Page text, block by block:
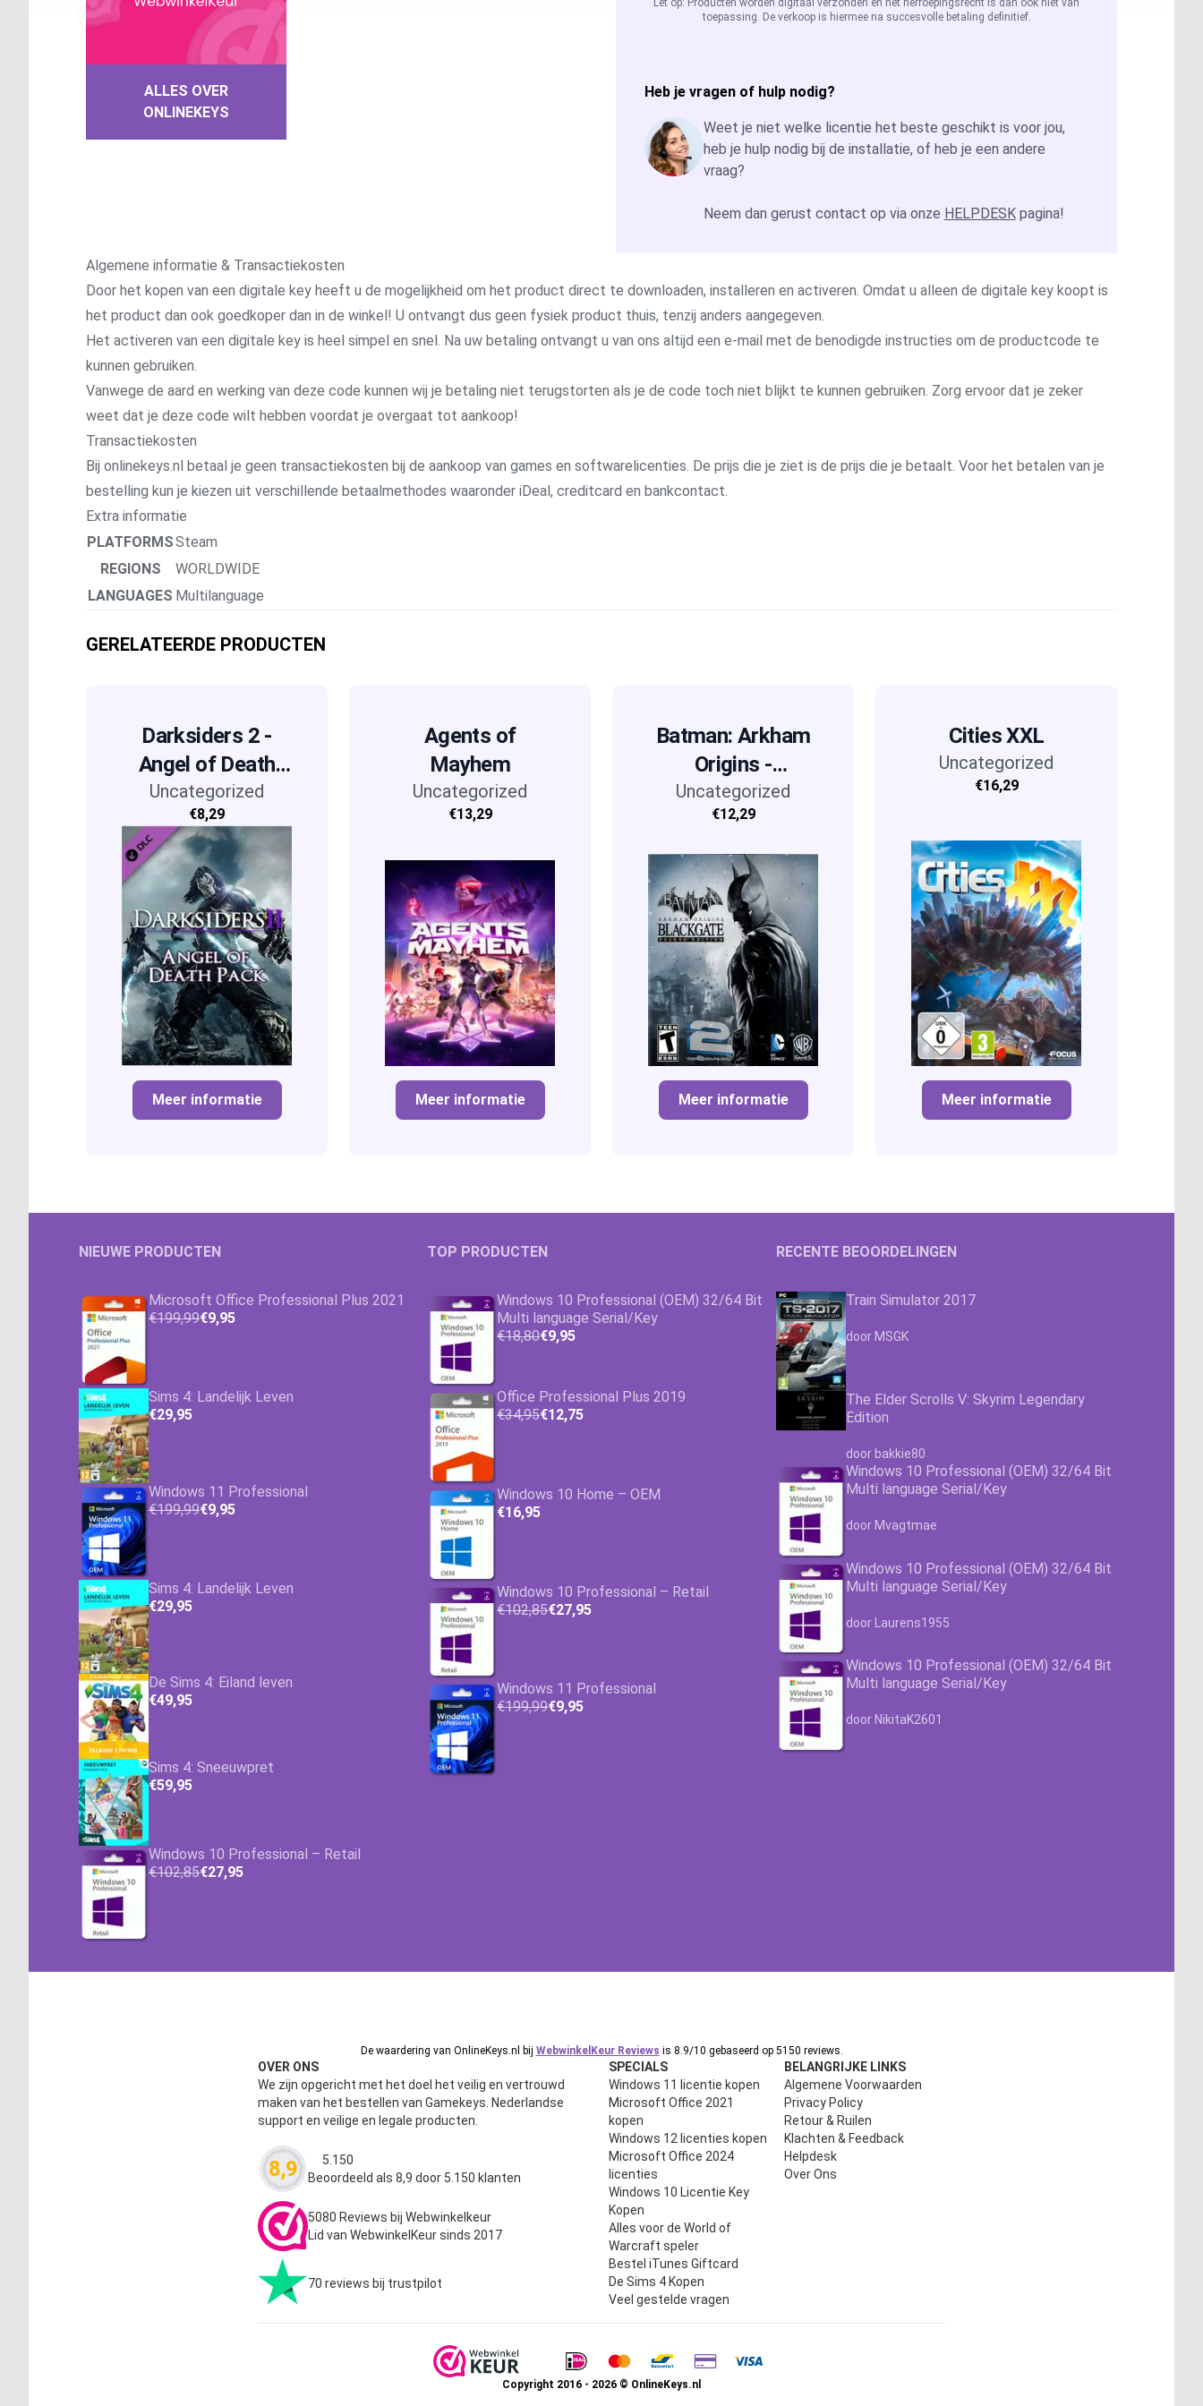
Let op: Producten worden digitaal verzonden en het herroepingsrecht is dan ook niet van
toepassing. De verkoop is hiermee na succesvolle betaling definitief.
Heb je vragen of hulp nodig?
Weet je niet welke licentie het beste geschikt is voor jou,
heb je hulp nodig bij de installatie, of heb je een andere
vraag?
Neem dan gerust contact op via onze HELPDESKpagina!
ALLES OVER
ONLINEKEYS
Algemene informatie & Transactiekosten
Door het kopen van een digitale key heeft u de mogelijkheid om het product direct te downloaden, installeren en activeren. Omdat u alleen de digitale key koopt is
het product dan ook goedkoper dan in de winkel! U ontvangt dus geen fysiek product thuis, tenzij anders aangegeven.
Het activeren van een digitale key is heel simpel en snel. Na uw betaling ontvangt u van ons altijd een e-mail met de benodigde instructies om de productcode te
kunnen gebruiken.
Vanwege de aard en werking van deze code kunnen wij je betaling niet terugstorten als je de code toch niet blijkt te kunnen gebruiken. Zorg ervoor dat je zeker
weet dat je deze code wilt hebben voordat je overgaat tot aankoop!
Transactiekosten
Bij onlinekeys.nl betaal je geen transactiekosten bij de aankoop van games en softwarelicenties. De prijs die je ziet is de prijs die je betaalt. Voor het betalen van je
bestelling kun je kiezen uit verschillende betaalmethodes waaronder iDeal, creditcard en bankcontact.
Extra informatie
PLATFORMSSteam
REGIONS
WORLDWIDE
LANGUAGES Multilanguage
GERELATEERDE PRODUCTEN
Darksiders 2 -
Angel of Death
Pack (DLC)
Uncategorized
€8,29
Meer informatie
Agents of
Mayhem
Uncategorized
€13,29
Meer informatie
Batman: Arkham
Origins -
Blackgate (Deluxe
Edition)
Uncategorized
€12,29
Meer informatie
Cities XXL
Uncategorized
€16,29
Meer informatie
NIEUWE PRODUCTEN
Microsoft Office Professional Plus 2021
€199,99€9,95
Sims 4: Landelijk Leven
€29,95
Windows 11 Professional
€199,99€9,95
Sims 4: Landelijk Leven
€29,95
De Sims 4: Eiland leven
€49,95
Sims 4: Sneeuwpret
€59,95
Windows 10 Professional – Retail
€102,85€27,95
TOP PRODUCTEN
Windows 10 Professional (OEM) 32/64 Bit
Multi language Serial/Key
€18,80€9,95
Office Professional Plus 2019
€34,95€12,75
Windows 10 Home – OEM
€16,95
Windows 10 Professional – Retail
€102,85€27,95
Windows 11 Professional
€199,99€9,95
RECENTE BEOORDELINGEN
Train Simulator 2017
Waardering
door MSGK
The Elder Scrolls V: Skyrim Legendary
Edition
Waardering4.63
door bakkie80
Windows 10 Professional (OEM) 32/64 Bit
Multi language Serial/Key
Waardering4.63
door Mvagtmae
Windows 10 Professional (OEM) 32/64 Bit
Multi language Serial/Key
Waardering4.63uit 5
door Laurens1955
Windows 10 Professional (OEM) 32/64 Bit
Multi language Serial/Key
Waardering4.63
door NikitaK2601
De waardering van OnlineKeys.nl bij WebwinkelKeur Reviews is 8.9/10 gebaseerd op 5150 reviews.
OVER ONS
We zijn opgericht met het doel het veilig en vertrouwd
maken van het bestellen van Gamekeys. Nederlandse
support en veilige en legale producten.
8,9 Waardering
5.150
Beoordeeld als 8,9 door 5.150 klanten
5080 Reviews bij Webwinkelkeur
Lid van WebwinkelKeur sinds 2017
70 reviews bij trustpilot
SPECIALS
Windows 11 licentie kopen
Microsoft Office 2021
kopen
Windows 12 licenties kopen
Microsoft Office 2024
licenties
Windows 10 Licentie Key
Kopen
Alles voor de World of
Warcraft speler
Bestel iTunes Giftcard
De Sims 4 Kopen
Veel gestelde vragen
BELANGRIJKE LINKS
Algemene Voorwaarden
Privacy Policy
Retour & Ruilen
Klachten & Feedback
Helpdesk
Over Ons
Copyright 2016 - 2026 © OnlineKeys.nl